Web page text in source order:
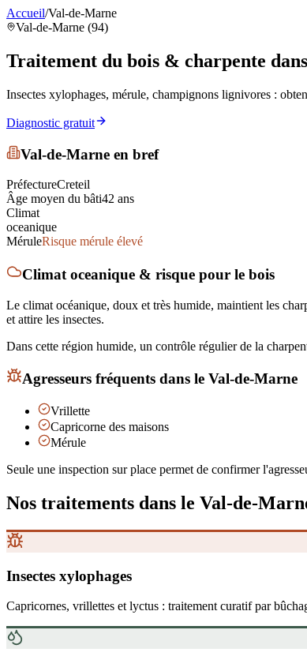
Accueil/Val-de-Marne
Val-de-Marne (94)
Traitement du bois & charpente
Insectes xylophages, mérule, champignons lignivores :
Diagnostic gratuit
Val-de-Marne en bref
PréfectureCreteil
Âge moyen du bâti42 ans
Climat
oceanique
MéruleRisque mérule élevé
Climat oceanique & risque pour le bois
Le climat océanique, doux et très humide, maintient les
et attire les insectes.
Dans cette région humide, un contrôle régulier de la
Agresseurs fréquents dans le Val-de-Marne
Vrillette
Capricorne des maisons
Mérule
Seule une inspection sur place permet de confirmer
Nos traitements dans le Val-de-
Insectes xylophages
Capricornes, vrillettes et lyctus : traitement curatif par